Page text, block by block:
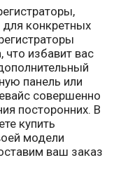
конкретных
что избавит вас
панель или
совершенно
посторонних. В
купить
модели
ваш заказ